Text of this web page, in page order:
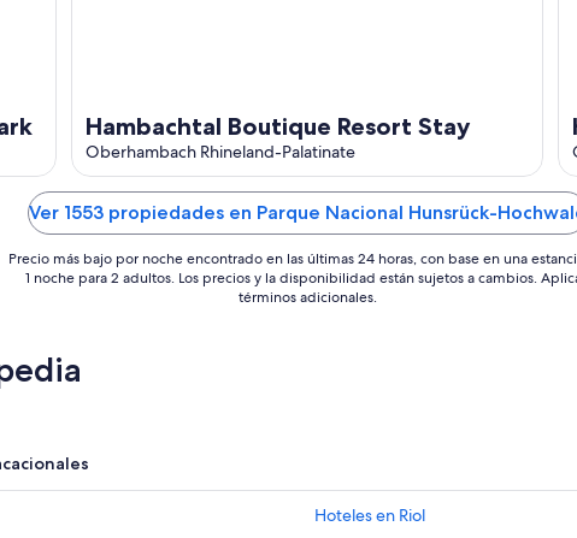
Hambachtal Boutique Resort Stay
Oberhambach Rhineland-Palatinate
Ver 1553 propiedades en Parque Nacional Hunsrück-
Precio más bajo por noche encontrado en las últimas 24 horas, con base en una
1 noche para 2 adultos. Los precios y la disponibilidad están sujetos a cambios.
términos adicionales.
Hoteles en Riol